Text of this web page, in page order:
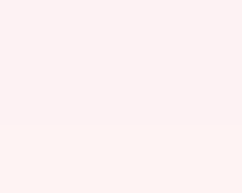
fou
SMS ?
soyons clairs
moment avant
messages
sont différentes